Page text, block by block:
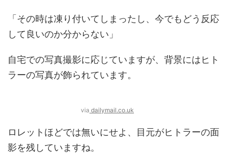
「その時は凍り付いてしまったし、今でもどう反応
して良いのか分からない」
自宅での写真撮影に応じていますが、背景にはヒト
ラーの写真が飾られています。
via dailymail.co.uk
ロレットほどでは無いにせよ、目元がヒトラーの面
影を残していますね。